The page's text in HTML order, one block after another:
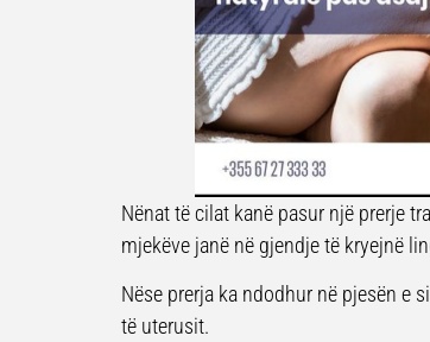
Nënat të cilat kanë pasur një prerje
mjekëve janë në gjendje të kryejnë
Nëse prerja ka ndodhur në pjesën e
të uterusit.